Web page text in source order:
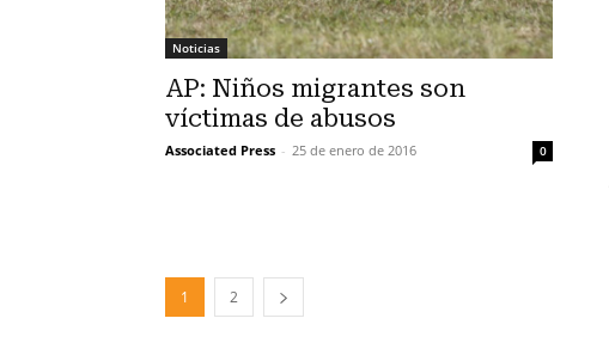
Noticias
AP: Niños migrantes son
víctimas de abusos
Associated Press - 25 de enero de 2016 0
1 2